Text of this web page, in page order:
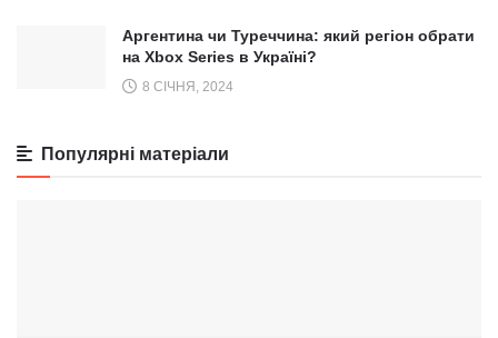
Аргентина чи Туреччина: який регіон обрати
на Xbox Series в Україні?
8 СІЧНЯ, 2024
Популярні матеріали